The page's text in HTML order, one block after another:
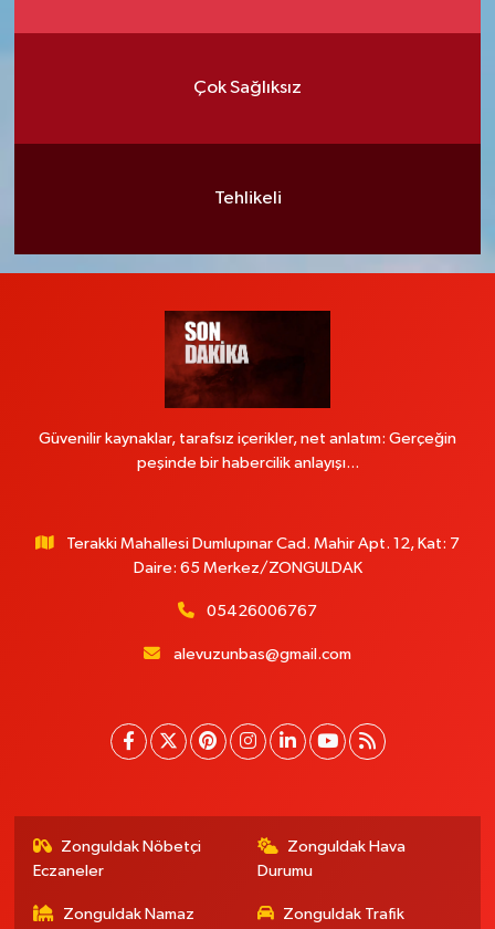
Çok Sağlıksız
Tehlikeli
Güvenilir kaynaklar, tarafsız içerikler, net anlatım: Gerçeğin
peşinde bir habercilik anlayışı...
Terakki Mahallesi Dumlupınar Cad. Mahir Apt. 12, Kat: 7
Daire: 65 Merkez/ZONGULDAK
05426006767
alevuzunbas@gmail.com
Zonguldak Nöbetçi
Eczaneler
Zonguldak Hava
Durumu
Zonguldak Namaz Zonguldak Trafik